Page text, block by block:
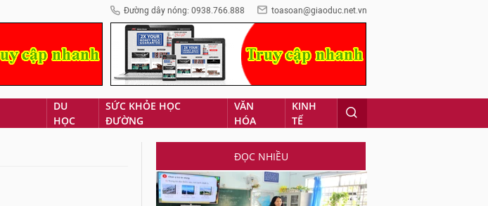
Đường dây nóng: 0938.766.888 toasoan@giaoduc.net.vn
DU
HỌC
SỨC KHỎE HỌC
ĐƯỜNG
VĂN
HÓA
KINH
TẾ
ĐỌC NHIỀU